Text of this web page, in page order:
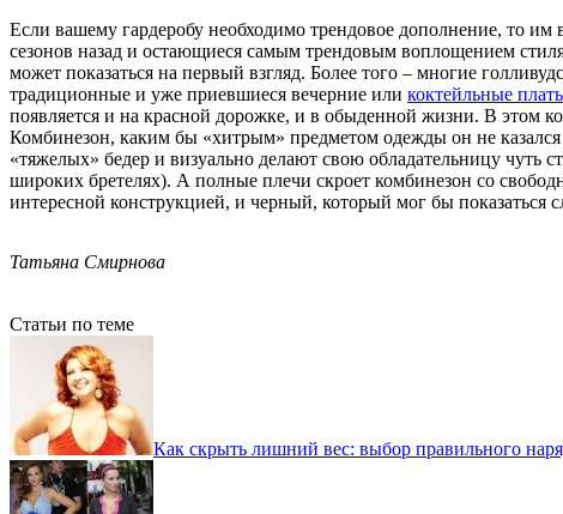
Если вашему гардеробу необходимо трендовое дополнение, то
сезонов назад и остающиеся самым трендовым воплощением
может показаться на первый взгляд. Более того – многие
традиционные и уже приевшиеся вечерние или коктейльные
появляется и на красной дорожке, и в обыденной жизни. В этом
Комбинезон, каким бы «хитрым» предметом одежды он не
«тяжелых» бедер и визуально делают свою обладательницу
широких бретелях). А полные плечи скроет комбинезон со
интересной конструкцией, и черный, который мог бы показаться
Татьяна Смирнова
Статьи по теме
Как скрыть лишний вес: выбор правильного